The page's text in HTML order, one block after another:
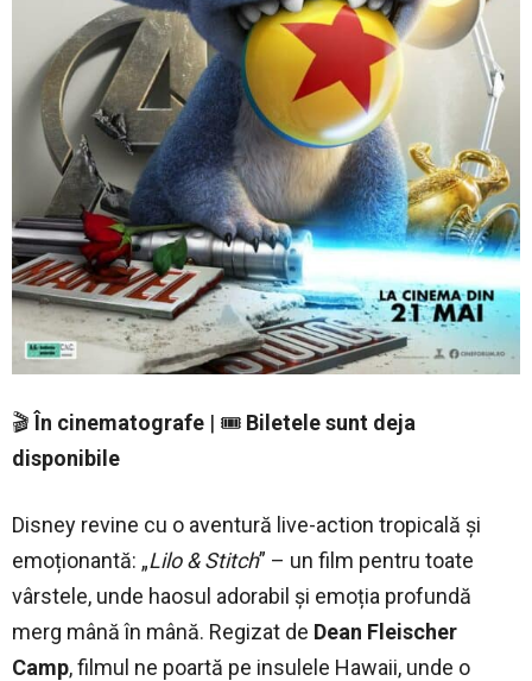
🎬 În cinematografe | 🎟️ Biletele sunt deja
disponibile
Disney revine cu o aventură live-action tropicală și
emoționantă: „Lilo & Stitch” – un film pentru toate
vârstele, unde haosul adorabil și emoția profundă
merg mână în mână. Regizat de Dean Fleischer
Camp, filmul ne poartă pe insulele Hawaii, unde o